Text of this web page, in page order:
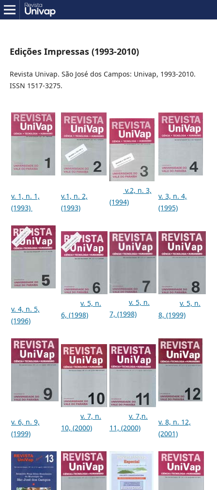
Edições Impressas (1993-2010)
Revista Univap. São José dos Campos: Univap, 1993-2010.
ISSN 1517-3275.
v. 1, n. 1,
(1993)
v.1, n. 2,
(1993)
v.2, n. 3,
(1994)
v. 3, n. 4,
(1995)
v. 4, n. 5,
(1996)
v. 5, n.
6, (1998)
v. 5, n.
7, (1998)
v. 5, n.
8, (1999)
v. 6, n. 9,
(1999)
v. 7, n.
10, (2000)
v. 7,n.
11, (2000)
v. 8, n. 12,
(2001)